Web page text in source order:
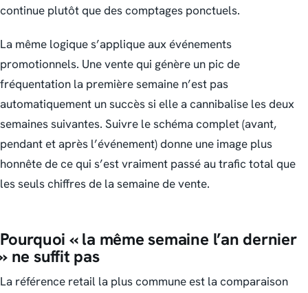
continue plutôt que des comptages ponctuels.
La même logique s’applique aux événements
promotionnels. Une vente qui génère un pic de
fréquentation la première semaine n’est pas
automatiquement un succès si elle a cannibalise les deux
semaines suivantes. Suivre le schéma complet (avant,
pendant et après l’événement) donne une image plus
honnête de ce qui s’est vraiment passé au trafic total que
les seuls chiffres de la semaine de vente.
Pourquoi « la même semaine l’an dernier
» ne suffit pas
La référence retail la plus commune est la comparaison